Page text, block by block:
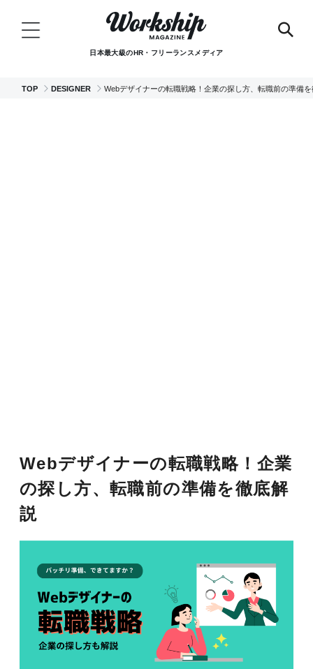
日本最大級のHR・フリーランスメディア
TOP DESIGNER Webデザイナーの転職戦略！企業の探し方、転職前の準備
Webデザイナーの転職戦略！企業
の探し方、転職前の準備を徹底解
説